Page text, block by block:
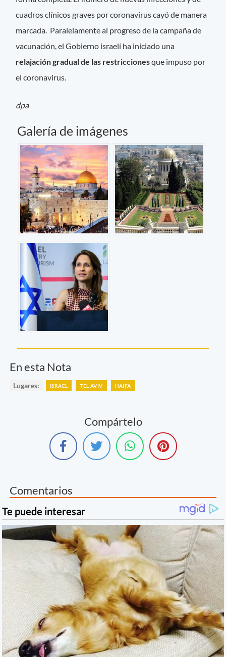
cuadros clínicos graves por coronavirus cayó de manera
marcada. Paralelamente al progreso de la campaña de
vacunación, el Gobierno israelí ha iniciado una
relajación gradual de las restriccionesque impuso por
el coronavirus.
dpa
Galería de imágenes
En esta Nota
Lugares: ISRAEL TEL AVIV HAIFA
Compártelo
Comentarios